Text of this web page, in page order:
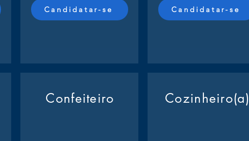
Candidatar-se
Confeiteiro
Candidatar-se
Cozinheiro(a)